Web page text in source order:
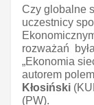
Czy globalne
uczestnicy
rozważań
„Ekonomia
autorem
Kłosiński
(PW).